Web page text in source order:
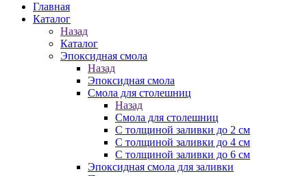
Главная
Каталог
Назад
Каталог
Эпоксидная смола
Назад
Эпоксидная смола
Смола для столешниц
Назад
Смола для столешниц
С толщиной заливки до 2 см
С толщиной заливки до 4 см
С толщиной заливки до 6 см
Эпоксидная смола для заливки